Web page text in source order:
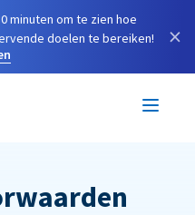
minuten om te zien hoe
doelen te bereiken!
×